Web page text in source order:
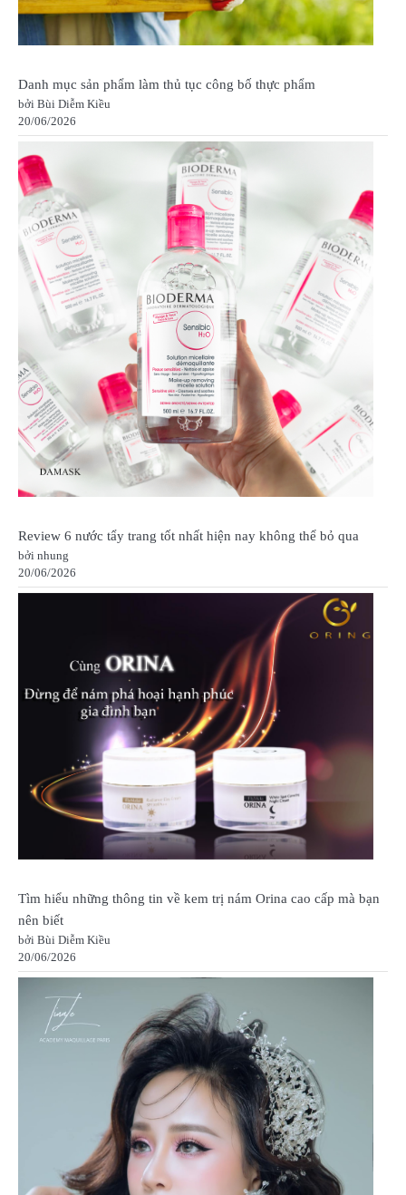
Danh mục sản phẩm làm thủ tục công bố thực phẩm
bởi Bùi Diễm Kiều
20/06/2026
Review 6 nước tẩy trang tốt nhất hiện nay không thể bỏ qua
bởi nhung
20/06/2026
Tìm hiểu những thông tin về kem trị nám Orina cao cấp mà bạn
nên biết
bởi Bùi Diễm Kiều
20/06/2026